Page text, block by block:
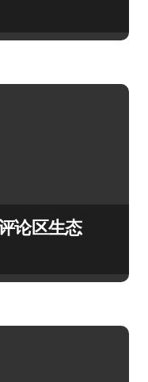
论区生态